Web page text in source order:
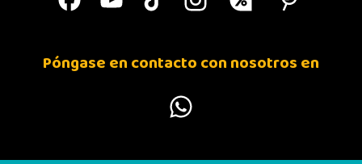
Póngase en contacto con nosotros en